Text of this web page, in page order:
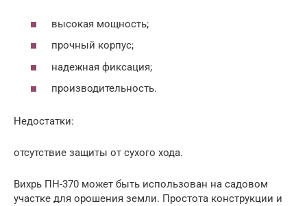
высокая мощность;
прочный корпус;
надежная фиксация;
производительность.
Недостатки:
отсутствие защиты от сухого хода.
Вихрь ПН-370 может быть использован на садовом
участке для орошения земли. Простота конструкции и